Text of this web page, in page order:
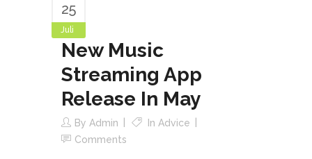
25
Juli
New Music
Streaming App
Release In May
By Admin In Advice
Comments